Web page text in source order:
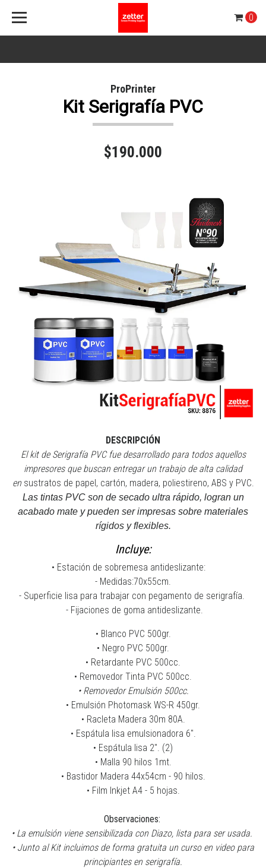
0
ProPrinter
Kit Serigrafía PVC
$190.000
DESCRIPCIÓN
El kit de Serigrafía PVC fue desarrollado para todos aquellos
impresores que buscan entregar un trabajo de alta calidad
en sustratos de papel, cartón, madera, poliestireno, ABS y PVC.
Las tintas PVC son de secado ultra rápido, logran un
acabado mate y pueden ser impresas sobre materiales
rígidos y flexibles.
Incluye:
• Estación de sobremesa antideslizante:
- Medidas:70x55cm.
- Superficie lisa para trabajar con pegamento de serigrafía.
- Fijaciones de goma antideslizante.
• Blanco PVC 500gr.
• Negro PVC 500gr.
• Retardante PVC 500cc.
• Removedor Tinta PVC 500cc.
• Removedor Emulsión 500cc.
• Emulsión Photomask WS-R 450gr.
• Racleta Madera 30m 80A.
• Espátula lisa emulsionadora 6".
• Espátula lisa 2". (2)
• Malla 90 hilos 1mt.
• Bastidor Madera 44x54cm - 90 hilos.
• Film Inkjet A4 - 5 hojas.
Observaciones:
• La emulsión viene sensibilizada con Diazo, lista para ser usada.
• Junto al Kit incluimos de forma gratuita un curso en video para
principiantes en serigrafía.